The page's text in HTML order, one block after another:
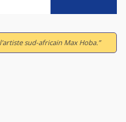
sud-africain Max Hoba.”